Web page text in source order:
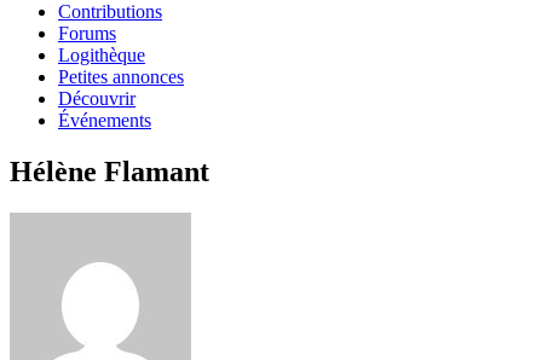
Contributions
Forums
Logithèque
Petites annonces
Découvrir
Événements
Hélène Flamant